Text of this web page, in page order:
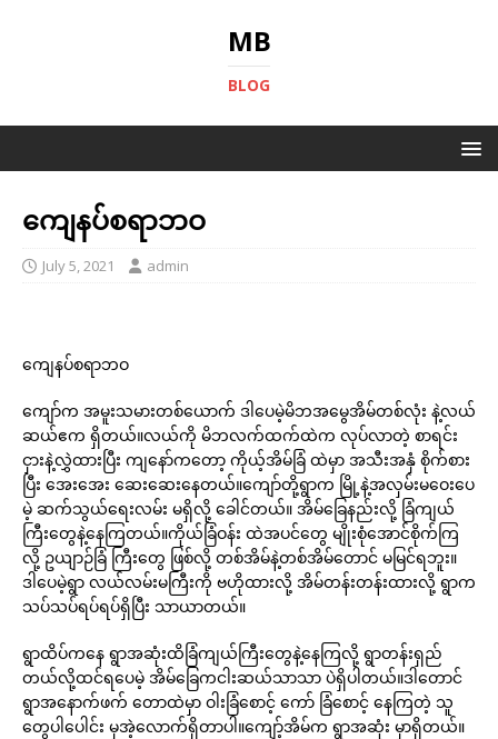
MB
BLOG
ကျေနပ်စရာဘဝ
July 5, 2021 admin
ကျေနပ်စရာဘဝ
ကျော်က အမူးသမားတစ်ယောက် ဒါပေမဲ့မိဘအမွေအိမ်တစ်လုံး နဲ့လယ်
ဆယ်ဧက ရှိတယ်။လယ်ကို မိဘလက်ထက်ထဲက လုပ်လာတဲ့ စာရင်း
ငှားနဲ့လွှဲထားပြီး ကျနော်ကတော့ ကိုယ့်အိမ်ခြံ ထဲမှာ အသီးအနှံ စိုက်စား
ပြီး အေးအေး ဆေးဆေးနေတယ်။ကျော်တို့ရွာက မြို့နဲ့အလှမ်းမဝေးပေ
မဲ့ ဆက်သွယ်ရေးလမ်း မရှိလို့ ခေါင်တယ်။ အိမ်ခြေနည်းလို့ ခြံကျယ်
ကြီးတွေနဲ့နေကြတယ်။ကိုယ်ခြံဝန်း ထဲအပင်တွေ မျိုးစုံအောင်စိုက်ကြ
လို့ ဥယျာဉ်ခြံ ကြီးတွေ ဖြစ်လို့ တစ်အိမ်နဲ့တစ်အိမ်တောင် မမြင်ရဘူး။
ဒါပေမဲ့ရွာ လယ်လမ်းမကြီးကို ဗဟိုထားလို့ အိမ်တန်းတန်းထားလို့ ရွာက
သပ်သပ်ရပ်ရပ်ရှိပြီး သာယာတယ်။
ရွာထိပ်ကနေ ရွာအဆုံးထိခြံကျယ်ကြီးတွေနဲ့နေကြလို့ ရွာတန်းရှည်
တယ်လို့ထင်ရပေမဲ့ အိမ်ခြေကငါးဆယ်သာသာ ပဲရှိပါတယ်။ဒါတောင်
ရွာအနောက်ဖက် တောထဲမှာ ဝါးခြံစောင့် ကော် ခြံစောင့် နေကြတဲ့ သူ
တွေပါပေါင်း မှအဲ့လောက်ရှိတာပါ။ကျော့်အိမ်က ရွာအဆုံး မှာရှိတယ်။